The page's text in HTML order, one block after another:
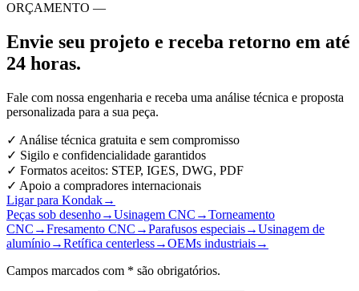
ORÇAMENTO —
Envie seu projeto e receba retorno em até
24 horas.
Fale com nossa engenharia e receba uma análise técnica e proposta
personalizada para a sua peça.
✓ Análise técnica gratuita e sem compromisso
✓ Sigilo e confidencialidade garantidos
✓ Formatos aceitos: STEP, IGES, DWG, PDF
✓ Apoio a compradores internacionais
Ligar para Kondak→
Peças sob desenho→Usinagem CNC →Torneamento
CNC →Fresamento CNC →Parafusos especiais→Usinagem de
alumínio→Retífica centerless→OEMs industriais→
Campos marcados com * são obrigatórios.